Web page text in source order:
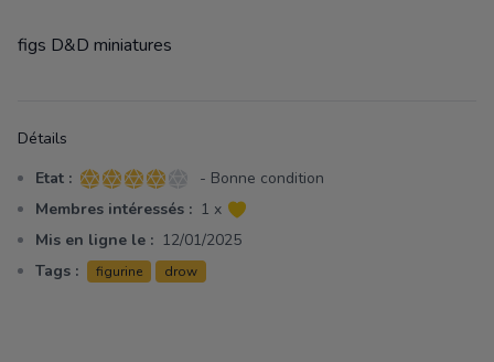
Description
figs D&D miniatures
Détails
Etat : 4 sur 5 étoiles
- Bonne condition
Membres intéressés : 1 x
Mis en ligne le : 12/01/2025
Tags :
figurine drow